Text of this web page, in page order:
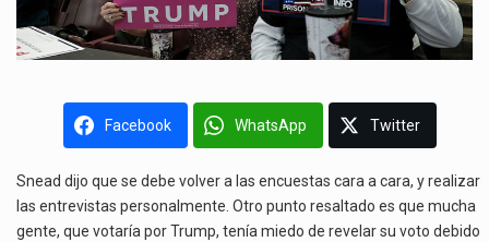
Facebook WhatsApp Twitter
Snead dijo que se debe volver a las encuestas cara a cara, y realizar
las entrevistas personalmente. Otro punto resaltado es que mucha
gente, que votaría por Trump, tenía miedo de revelar su voto debido